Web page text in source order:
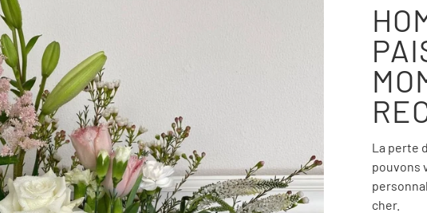
La perte
pouvons
cher.